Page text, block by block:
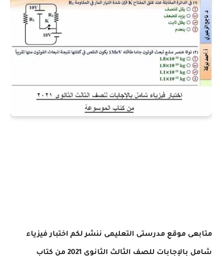
متابعى موقع مدرستى التعليمى ننشر لكم اختبار فيزياء
شامل بالإجابات للصف الثالث الثانوى 2021 من كتاب